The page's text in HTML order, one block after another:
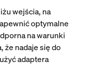
wejścia, na
optymalne
na warunki
że nadaje się do
adaptera